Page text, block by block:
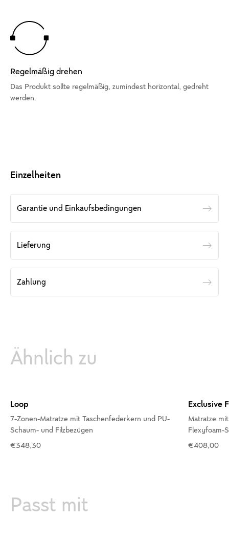
Regelmäßig drehen
Das Produkt sollte regelmäßig, zumindest horizontal, gedreht
werden.
Einzelheiten
Garantie und Einkaufsbedingungen
Lieferung
Zahlung
Ähnlich zu
Loop
7-Zonen-Matratze mit Taschenfederkern und PU-
Schaum- und Filzbezügen
€348,30
Exclusive
Matratze
Flexyfoam-
€408,00
Passt mit